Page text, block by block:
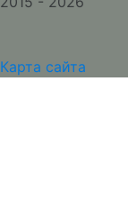
Карта сайта